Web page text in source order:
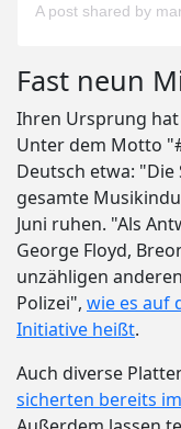
A post shared by
Fast neun
Ihren Ursprung
Unter dem Motto
Deutsch etwa:
gesamte
Juni ruhen. "Als
George Floyd,
unzähligen
Polizei", wie es auf
Initiative heißt.
Auch diverse
sicherten bereits